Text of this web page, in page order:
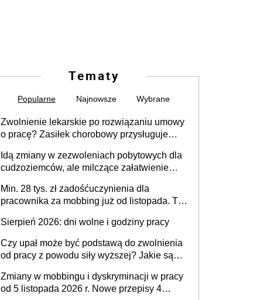
Tematy
Popularne Najnowsze Wybrane
Zwolnienie lekarskie po rozwiązaniu umowy
o pracę? Zasiłek chorobowy przysługuje
dni od ustania stosunku pracy
Idą zmiany w zezwoleniach pobytowych dla
cudzoziemców, ale milczące załatwienie
Min. 28 tys. zł zadośćuczynienia dla
pracownika za mobbing już od listopada. To
zespołu
Sierpień 2026: dni wolne i godziny pracy
Czy upał może być podstawą do zwolnienia
od pracy z powodu siły wyższej? Jakie są
Zmiany w mobbingu i dyskryminacji w pracy
od 5 listopada 2026 r. Nowe przepisy 4